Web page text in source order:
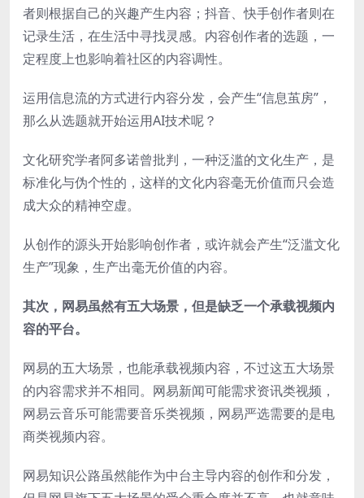
者则根据自己的兴趣产生内容；抖音、快手创作者则在
记录生活，在生活中寻找灵感。内容创作者的选题，一
定程度上也影响着社区的内容调性。
运用信息流的方式进行内容分发，会产生“信息茧房”，
那么从选题就开始运用AI技术呢？
文化研究学者阿多诺曾批判，一种泛滥的文化生产，是
标准化与伪个性的，这样的文化内容毫无价值而只会造
成大众的精神空虚。
从创作的源头开始影响创作者，或许就会产生“泛滥文化
生产”现象，生产出毫无价值的内容。
其次，网易虽然有五大场景，但是缺乏一个承载视频内
容的平台。
网易的五大场景，也能承载视频内容，不过这五大场景
的内容需求并不相同。网易新闻可能需求资讯类视频，
网易云音乐可能需要音乐类视频，网易严选需要的是电
商类视频内容。
网易知识公路虽然能作为中台主导内容的创作和分发，